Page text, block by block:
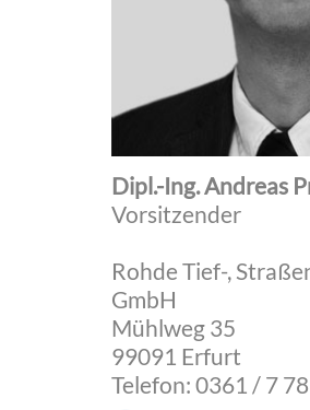
Dipl.-Ing. Andreas
Vorsitzender
Rohde Tief-,
GmbH
Mühlweg 35
99091 Erfurt
Telefon: 0361 / 7